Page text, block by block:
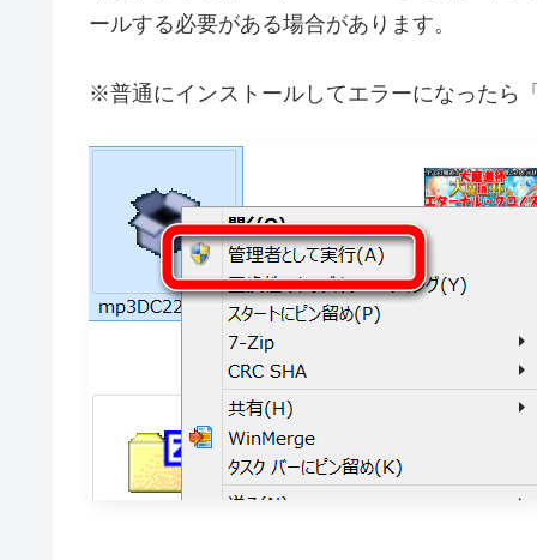
ールする必要がある場合があります。
※普通にインストールしてエラーになったら